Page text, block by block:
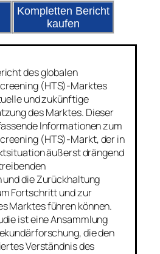
Kompletten Bericht
kaufen
des globalen
(HTS)-Marktes
und zukünftige
des Marktes. Dieser
Informationen zum
(HTS)-Markt, der in
äußerst drängend
die Zurückhaltung
Fortschritt und zur
Marktes führen können.
ist eine Ansammlung
die den
Verständnis des